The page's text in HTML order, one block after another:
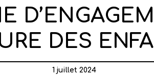
DES
1 juillet 2024